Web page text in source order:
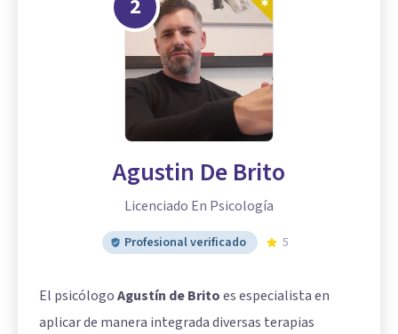
2
Agustin De Brito
Licenciado En Psicología
Profesional verificado 5
El psicólogoAgustín de Britoes especialista en
aplicar de manera integrada diversas terapias